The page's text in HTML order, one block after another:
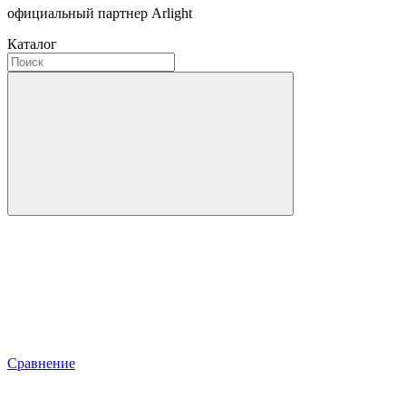
официальный партнер Arlight
Каталог
Сравнение